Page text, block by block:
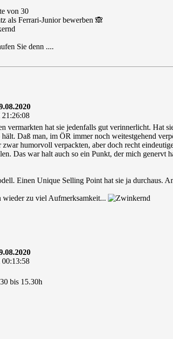
von 30
als Ferrari-Junior bewerben 🙈
Sie denn ....
21:26:08
vermarkten hat sie jedenfalls gut verinnerlicht.
Daß man, im ÖR immer noch weitestgehend
humorvoll verpackten, aber doch recht
Das war halt auch so ein Punkt, der mich
Einen Unique Selling Point hat sie ja durchaus.
wieder zu viel Aufmerksamkeit...
00:13:58
bis 15.30h